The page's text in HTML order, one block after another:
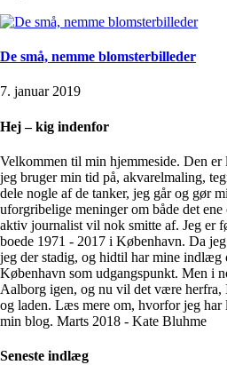
De små, nemme blomsterbilleder
7. januar 2019
Hej – kig indenfor
Velkommen til min hjemmeside. Den
jeg bruger min tid på, akvarelmaling,
dele nogle af de tanker, jeg går og gør
uforgribelige meninger om både det
aktiv journalist vil nok smitte af. Jeg er
boede 1971 - 2017 i København. Da
jeg der stadig, og hidtil har mine indlæg
København som udgangspunkt. Men i
Aalborg igen, og nu vil det være herfra,
og laden. Læs mere om, hvorfor jeg har
min blog. Marts 2018 - Kate Bluhme
Seneste indlæg